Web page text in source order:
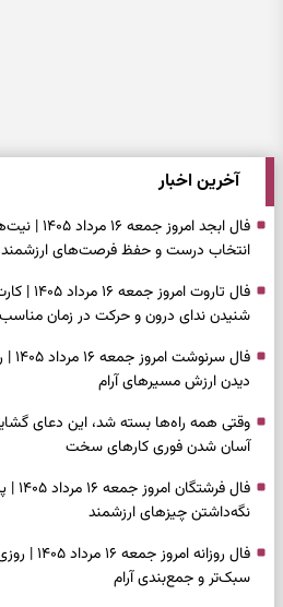
آخرین اخبار
فال ابجد
انتخاب درست و حفظ فرصت‌های ارزشمند
فال
شنیدن ندای درون و حرکت در زمان مناسب
دیدن ارزش مسیرهای آرام
وقتی همه راه‌ها بسته شد، این دعای
آسان شدن فوری کارهای سخت
فال
نگه‌داشتن چیزهای ارزشمند
فال
سبک‌تر و جمع‌بندی آرام